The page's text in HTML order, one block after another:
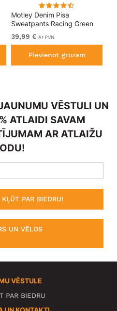
Motley Denim Pisa
Sweatpants Racing Green
39,99 € Ar PVN
Pievienot grozam
VĒSTULI UN
ATLAIDI SAVAM
AR ATLAIŽU
PAR BIEDRU!
UN VĒLOS
VĒSTULE
PAR BIEDRU